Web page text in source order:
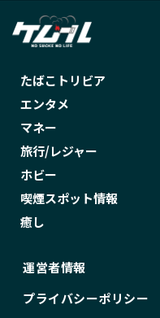
たばこトリビア
エンタメ
マネー
旅行/レジャー
ホビー
喫煙スポット情報
癒し
運営者情報
プライバシーポリシー